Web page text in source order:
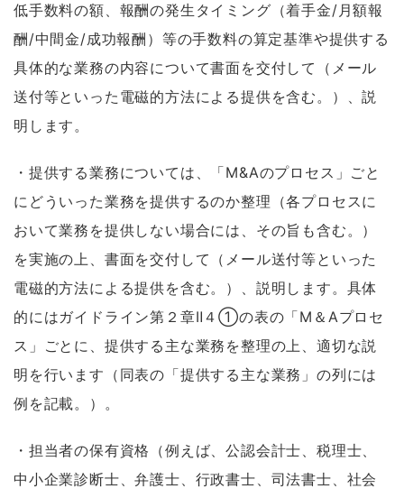
低手数料の額、報酬の発生タイミング（着手金/月額報
酬/中間金/成功報酬）等の手数料の算定基準や提供する
具体的な業務の内容について書面を交付して（メール
送付等といった電磁的方法による提供を含む。）、説
明します。
・提供する業務については、「M&Aのプロセス」ごと
にどういった業務を提供するのか整理（各プロセスに
おいて業務を提供しない場合には、その旨も含む。）
を実施の上、書面を交付して（メール送付等といった
電磁的方法による提供を含む。）、説明します。具体
的にはガイドライン第２章Ⅱ４①の表の「M＆Aプロセ
ス」ごとに、提供する主な業務を整理の上、適切な説
明を行います（同表の「提供する主な業務」の列には
例を記載。）。
・担当者の保有資格（例えば、公認会計士、税理士、
中小企業診断士、弁護士、行政書士、司法書士、社会